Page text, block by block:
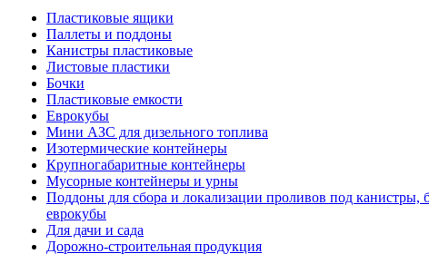
Пластиковые ящики
Паллеты и поддоны
Канистры пластиковые
Листовые пластики
Бочки
Пластиковые емкости
Еврокубы
Мини АЗС для дизельного топлива
Изотермические контейнеры
Крупногабаритные контейнеры
Мусорные контейнеры и урны
Поддоны для сбора и локализации проливов под канистры,
еврокубы
Для дачи и сада
Дорожно-строительная продукция